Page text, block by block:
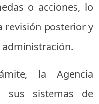
o acciones, lo
revisión posterior y
la Agencia
sus sistemas de